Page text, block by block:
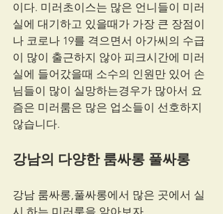
이다. 미러초이스는 많은 언니들이 미러
실에 대기하고 있을때가 가장 큰 장점이
나 코로나 19를 격으면서 아가씨의 수급
이 많이 출근하지 않아 피크시간에 미러
실에 들어갔을때 소수의 인원만 있어 손
님들이 많이 실망하는경우가 많아서 요
즘은 미러룸은 많은 업소들이 선호하지
않습니다.
강남의 다양한 룸싸롱 풀싸롱
강남 룸싸롱,풀싸롱에서 많은 곳에서 실